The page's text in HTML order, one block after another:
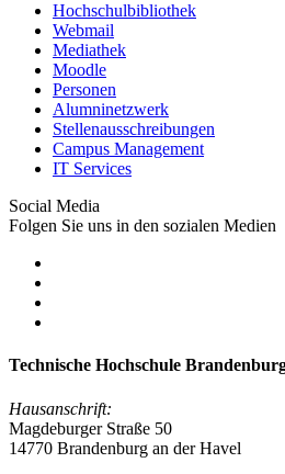
Hochschulbibliothek
Webmail
Mediathek
Moodle
Personen
Alumninetzwerk
Stellenausschreibungen
Campus Management
IT Services
Social Media
Folgen Sie uns in den sozialen Medien
Technische Hochschule
Hausanschrift:
Magdeburger Straße 50
14770 Brandenburg an der Havel